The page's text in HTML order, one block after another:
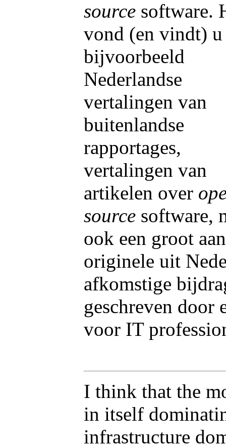
source software.
vond (en vindt) u
bijvoorbeeld
Nederlandse
vertalingen van
buitenlandse
rapportages,
vertalingen van
artikelen over
source software,
ook een groot
originele uit
afkomstige
geschreven door
voor IT
I think that the
in itself
infrastructure